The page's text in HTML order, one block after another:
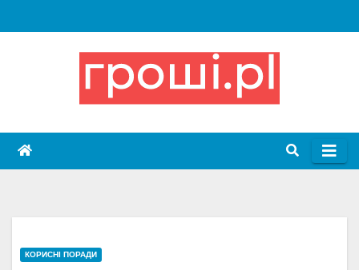
to
КОРИСНІ ПОРАДИ